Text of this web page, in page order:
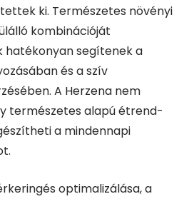
ki. Természetes növényi
kombinációját
hatékonyan segítenek a
és a szív
A Herzena nem
természetes alapú étrend-
a mindennapi
optimalizálása, a